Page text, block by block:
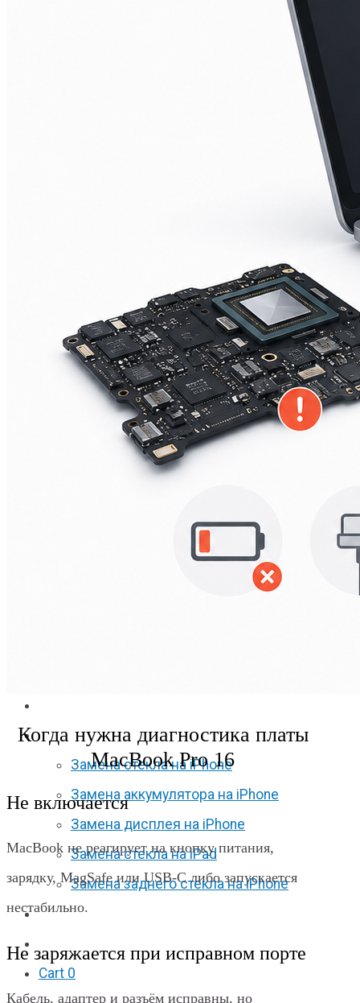
А2251/A2289/A2338)
Macbook Pro Retina
(А1425/A1502/A1398)
Macbook Pro Retina
(А1706/A1707/A1708)
Macbook Pro Retina
(А1989/A1990)
Apple Watch S2
Apple Watch S3
Акции
Замена стекла на iPhone
Замена аккумулятора на iPhone
Замена дисплея на iPhone
Замена стекла на iPad
Замена заднего стекла на iPhone
Вакансии
Cart 0
Когда нужна диагностика платы
MacBook Pro 16
Не включается
MacBook не реагирует на кнопку питания,
зарядку, MagSafe или USB-C либо запускается
нестабильно.
Не заряжается при исправном порте
Кабель, адаптер и разъём исправны, но